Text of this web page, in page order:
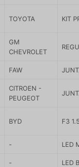
TOYOTA KIT
GM
CHEVROLET
FAW
CITROEN -
PEUGEOT
BYD F3
- LED
- LED